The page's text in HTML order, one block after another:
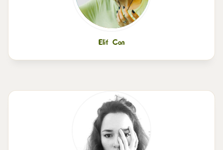
Elif Con